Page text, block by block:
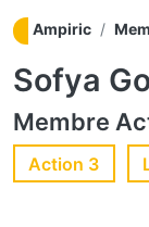
Ampiric
Sofya
Membre
Action 3